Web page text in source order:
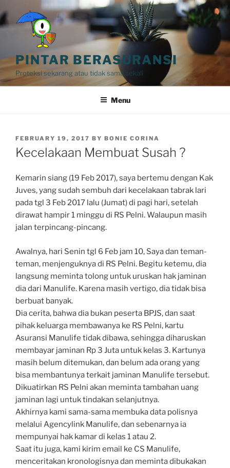
to
content
PINTAR BERASURANSI
Proteksi sekarang atau tidak sama sekali
Menu
POSTED
ON
FEBRUARY 19, 2017 BY BONIE CORINA
Kecelakaan Membuat Susah ?
Kemarin siang (19 Feb 2017), saya bertemu dengan Kak
Juves, yang sudah sembuh dari kecelakaan tabrak lari
pada tgl 3 Feb 2017 lalu (Jumat) di pagi hari, setelah
dirawat hampir 1 minggu di RS Pelni. Walaupun masih
jalan terpincang-pincang.
Awalnya, hari Senin tgl 6 Feb jam 10, Saya dan teman-
teman, menjenguknya di RS Pelni. Begitu ketemu, dia
langsung meminta tolong untuk uruskan hak jaminan
dia dari Manulife. Karena masih vertigo, dia tidak bisa
berbuat banyak.
Dia cerita, bahwa dia bukan peserta BPJS, dan saat
pihak keluarga membawanya ke RS Pelni, kartu
Asuransi Manulife tidak dibawa, sehingga diharuskan
membayar jaminan Rp 3 Juta untuk kelas 3. Kartunya
masih belum ditemukan, dan belum ada orang yang
bisa membantunya terkait jaminan Manulife tersebut.
Dikuatirkan RS Pelni akan meminta tambahan uang
jaminan lagi untuk tindakan selanjutnya.
Akhirnya kami sama-sama membuka data polisnya
melalui Agencylink Manulife, dan sebenarnya ia
mempunyai hak kamar di kelas 1 atau 2.
Saat itu juga, kami kirim email ke CS Manulife,
menceritakan kronologisnya dan meminta dibukakan